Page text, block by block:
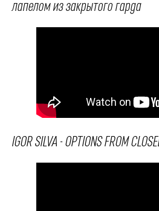
лапелом из закрытого гарда
IGOR SILVA - OPTIONS FROM